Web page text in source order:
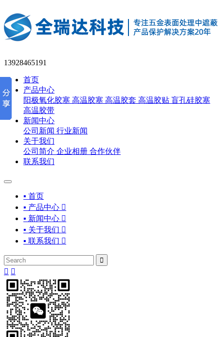
13928465191
首页
产品中心
阳极氧化胶塞 高温胶塞 高温胶套 高温胶贴 盲孔硅胶塞
高温胶带
新闻中心
公司新闻 行业新闻
关于我们
公司简介 企业相册 合作伙伴
联系我们
▪ 首页
▪ 产品中心 
▪ 新闻中心 
▪ 关于我们 
▪ 联系我们 

 